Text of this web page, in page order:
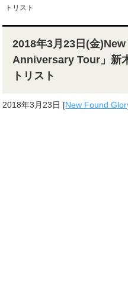
トリスト
2018年3月23日(金
Anniversary Tour」新
トリスト
2018年3月23日 [New Found